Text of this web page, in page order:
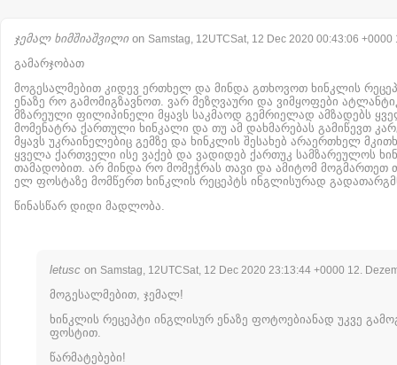
ჯემალ ხიმშიაშვილი on Samstag, 12UTCSat, 12 Dec 2020 00:43:06
გამარჯობათ
მოგესალმებით კიდევ ერთხელ და მინდა გთხოვოთ ხინკლის
ენაზე რო გამომიგზავნოთ. ვარ მეზღვაური და ვიმყოფები
მზარეული ფილიპინელი მყავს საკმაოდ გემრიელად ამზადებს
მომენატრა ქართული ხინკალი და თუ ამ დახმარებას გამიწევთ
მყავს უკრაინელებიც გემზე და ხინკლის შესახებ არაერთხელ
ყველა ქართველი ისე ვაქებ და ვადიდებ ქართუკ სამზარეულოს
თამადობით. არ მინდა რო მომეჭრას თავი და ამიტომ მოგმართეთ
ელ ფოსტაზე მომწერთ ხინკლის რეცეპტს ინგლისურად
წინასწარ დიდი მადლობა.
letusc on Samstag, 12UTCSat, 12 Dec 2020 23:13:44 +0000 12.
მოგესალმებით, ჯემალ!
ხინკლის რეცეპტი ინგლისურ ენაზე ფოტოებიანად უკვე
ფოსტით.
წარმატებები!